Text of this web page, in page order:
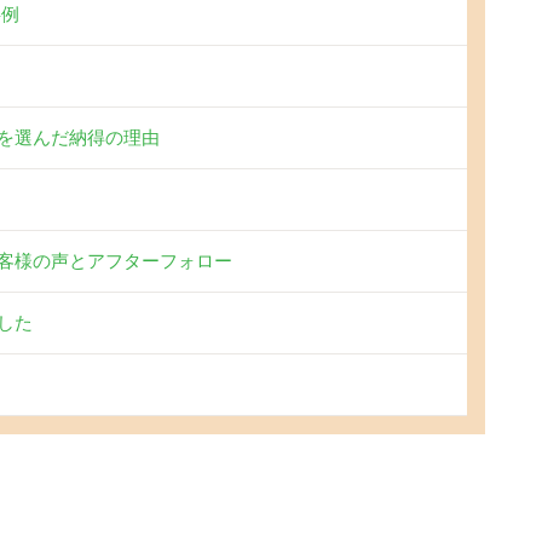
選んだ納得の理由
様の声とアフターフォロー
た